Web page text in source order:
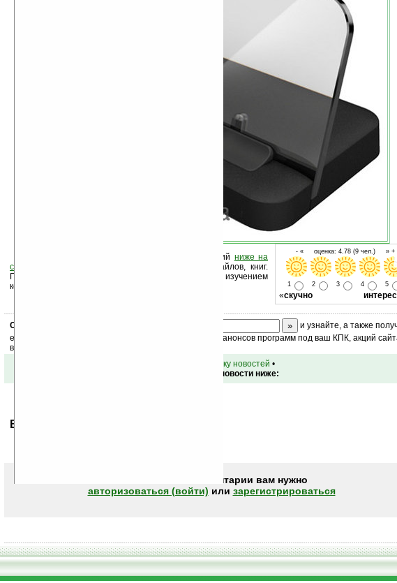
- « оценка: 4.78 (9 чел.) » +
1 2 3 4 5
«скучно
Оцените новость и оставьте свой комментарий ниже на
странице
на рассылку новостей, файлов, книг.
Поддержите Ладошки своей посещаемостью, изучением
коммерческой информации, ссылками.
Скоро
и узнайте, а также
ежедневный или еженедельный дайджест новостей, анонсов программ под ваш КПК, акций
ваш почтовый ящик.
вернуться к списку новостей •
Обсуждение этой новости ниже:
Ваше мнение будет первым.
Чтобы писать комментарии вам нужно
авторизоваться (войти) или зарегистрироваться